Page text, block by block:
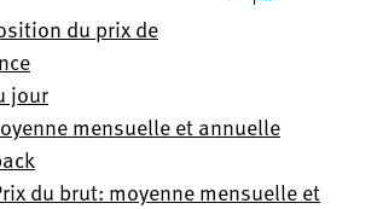
du prix de
jour
mensuelle et annuelle
du brut: moyenne mensuelle et